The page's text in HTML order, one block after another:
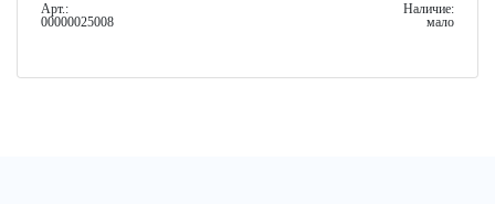
Арт.:
00000025008
Наличие:
мало